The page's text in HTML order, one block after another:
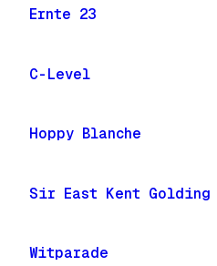
Ernte 23
C-Level
Hoppy Blanche
Sir East Kent Golding
Witparade